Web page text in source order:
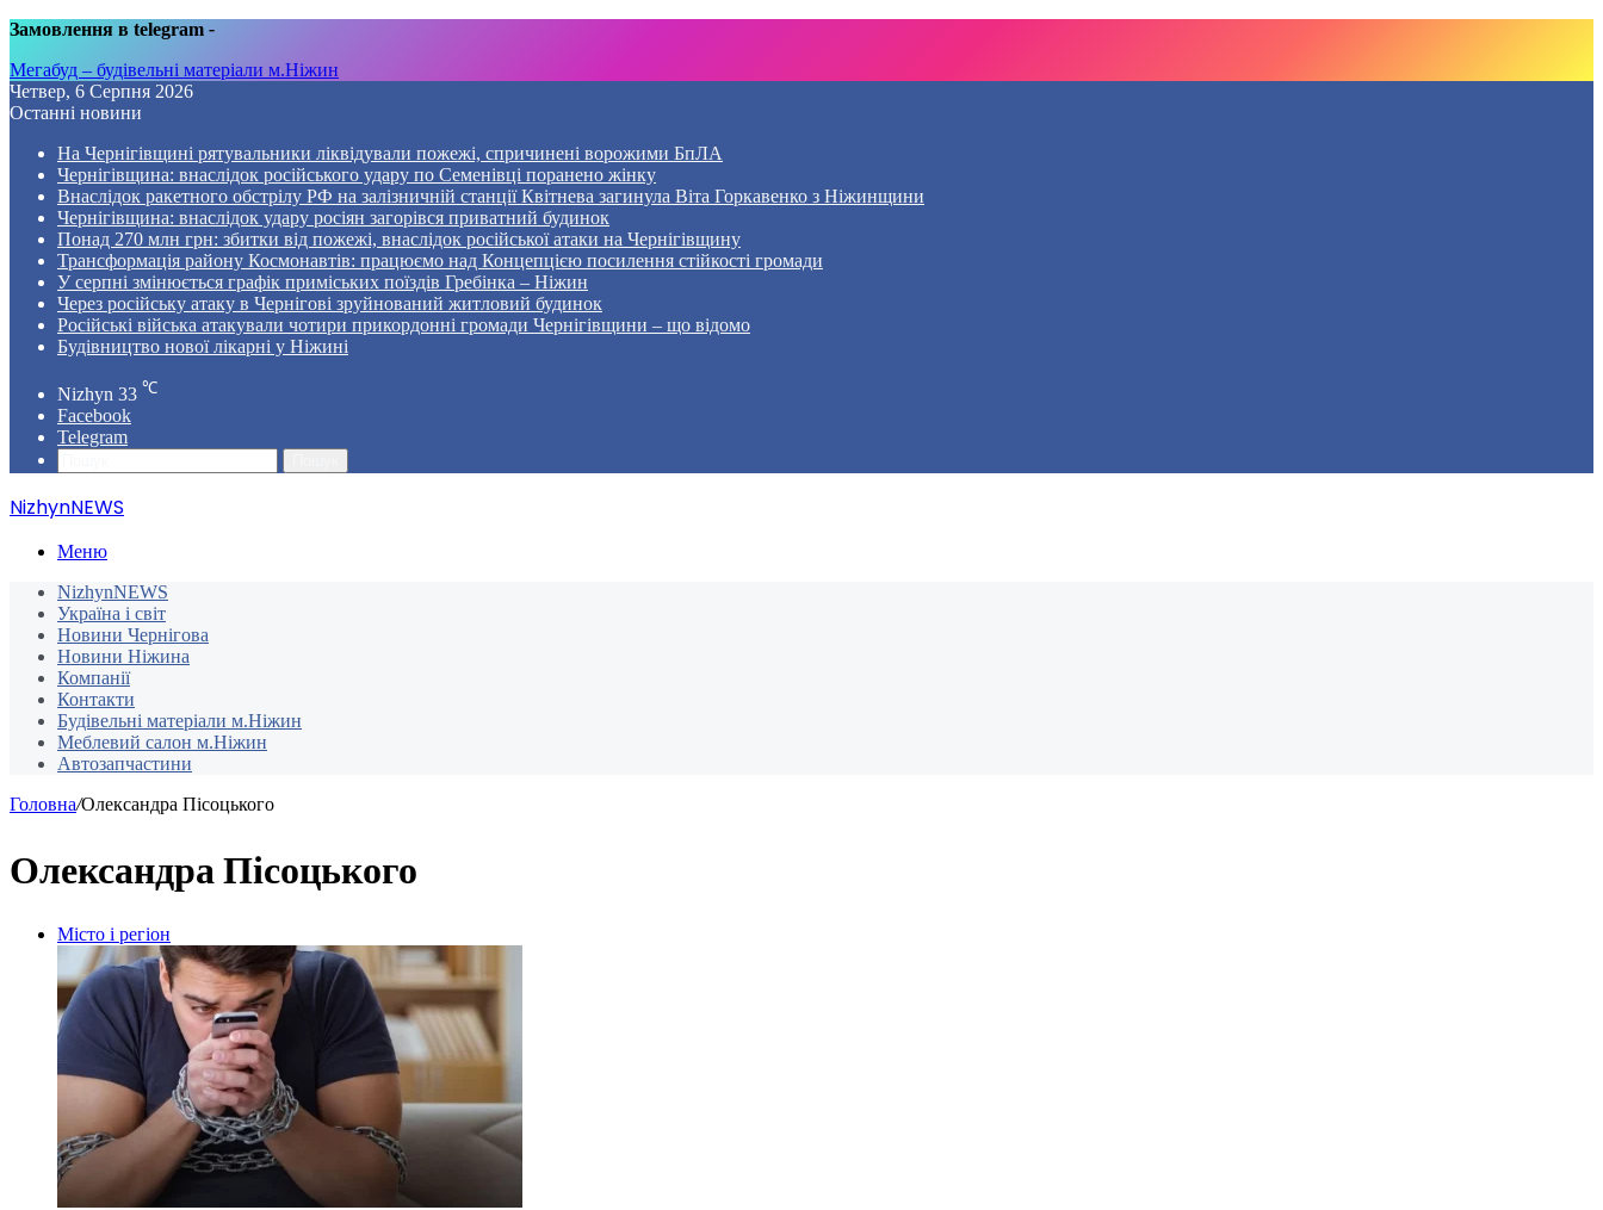
Замовлення в telegram -
Мегабуд – будівельні матеріали м.Ніжин
Четвер, 6 Серпня 2026
Останні новини
На Чернігівщині рятувальники ліквідували пожежі, спричинені ворожими БпЛА
Чернігівщина: внаслідок російського удару по Семенівці поранено жінку
Внаслідок ракетного обстрілу РФ на залізничній станції Квітнева загинула Віта Горкавенко з Ніжинщини
Чернігівщина: внаслідок удару росіян загорівся приватний будинок
Понад 270 млн грн: збитки від пожежі, внаслідок російської атаки на Чернігівщину
Трансформація району Космонавтів: працюємо над Концепцією посилення стійкості громади
У серпні змінюється графік приміських поїздів Гребінка – Ніжин
Через російську атаку в Чернігові зруйнований житловий будинок
Російські війська атакували чотири прикордонні громади Чернігівщини – що відомо
Будівництво нової лікарні у Ніжині
Nizhyn 33 ℃
Facebook
Telegram
NizhynNEWS
Меню
NizhynNEWS
Україна і світ
Новини Чернігова
Новини Ніжина
Компанії
Контакти
Будівельні матеріали м.Ніжин
Меблевий салон м.Ніжин
Автозапчастини
Головна/Олександра Пісоцького
Олександра Пісоцького
Місто і регіон